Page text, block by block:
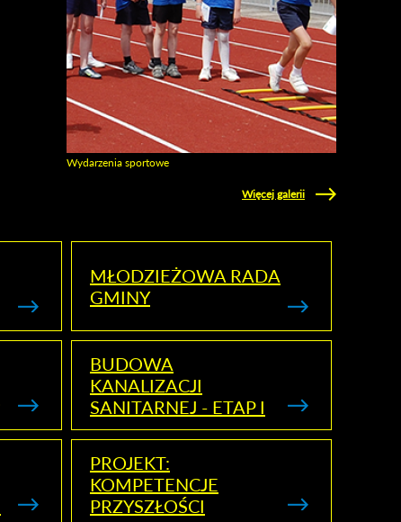
Wydarzenia sportowe
Więcej galerii
MŁODZIEŻOWA RADA
GMINY
BUDOWA
KANALIZACJI
SANITARNEJ - ETAP I
PROJEKT:
KOMPETENCJE
PRZYSZŁOŚCI